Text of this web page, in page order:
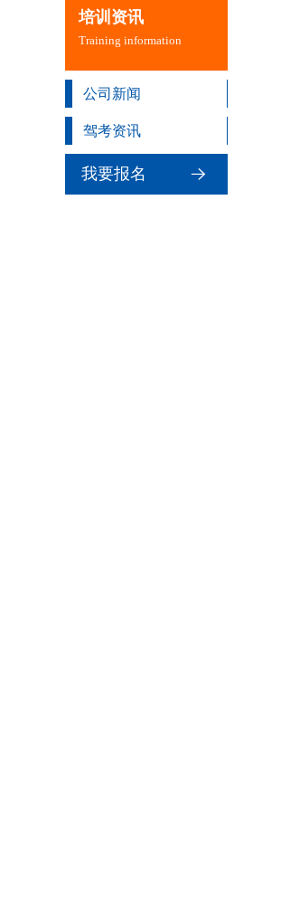
培训资讯
Training information
公司新闻
驾考资讯
我要报名